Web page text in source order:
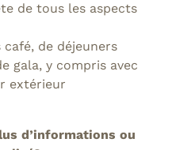
de tous les aspects
café, de déjeuners
gala, y compris avec
extérieur
d’informations ou